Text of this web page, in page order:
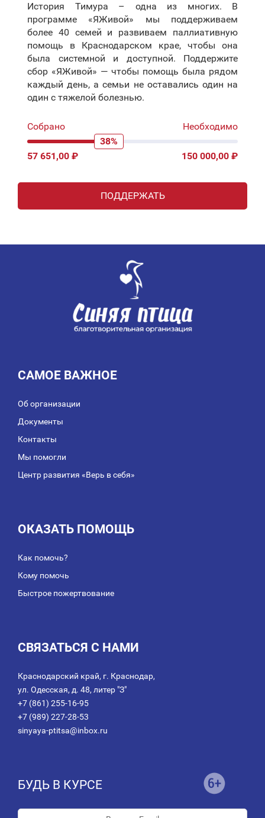
История Тимура – одна из многих. В
программе «ЯЖивой» мы поддерживаем
более 40 семей и развиваем паллиативную
помощь в Краснодарском крае, чтобы она
была системной и доступной. Поддержите
сбор «ЯЖивой» — чтобы помощь была рядом
каждый день, а семьи не оставались один на
один с тяжелой болезнью.
Собрано
Необходимо
38%
57 651,00 ₽
150 000,00 ₽
ПОДДЕРЖАТЬ
САМОЕ ВАЖНОЕ
Об организации
Документы
Контакты
Мы помогли
Центр развития «Верь в себя»
ОКАЗАТЬ ПОМОЩЬ
Как помочь?
Кому помочь
Быстрое пожертвование
СВЯЗАТЬСЯ С НАМИ
Краснодарский край, г. Краснодар,
ул. Одесская, д. 48, литер "З"
+7 (861) 255-16-95
+7 (989) 227-28-53
sinyaya-ptitsa@inbox.ru
БУДЬ В КУРСЕ